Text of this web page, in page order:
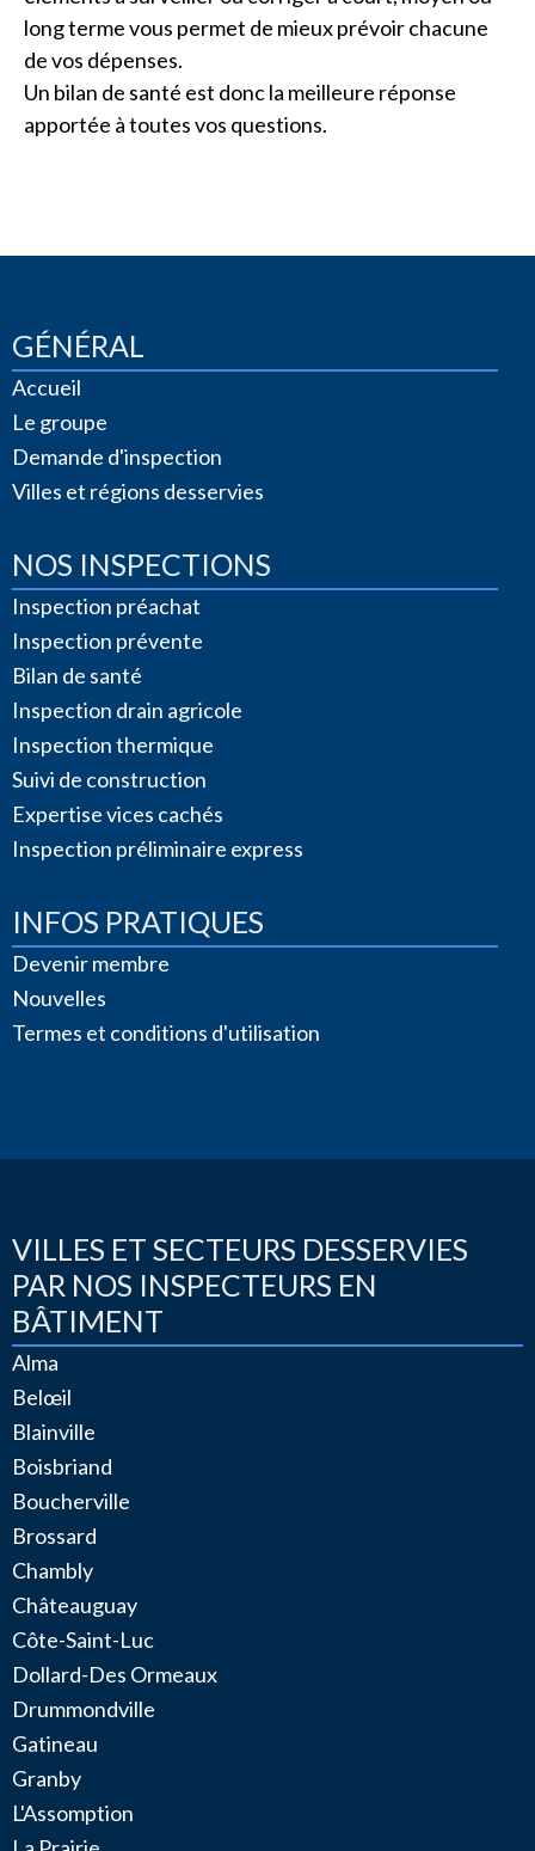
long terme vous permet de mieux prévoir chacune
de vos dépenses.
Un bilan de santé est donc la meilleure réponse
apportée à toutes vos questions.
GÉNÉRAL
Accueil
Le groupe
Demande d'inspection
Villes et régions desservies
NOS INSPECTIONS
Inspection préachat
Inspection prévente
Bilan de santé
Inspection drain agricole
Inspection thermique
Suivi de construction
Expertise vices cachés
Inspection préliminaire express
INFOS PRATIQUES
Devenir membre
Nouvelles
Termes et conditions d'utilisation
VILLES ET SECTEURS DESSERVIES
PAR NOS INSPECTEURS EN
BÂTIMENT
Alma
Belœil
Blainville
Boisbriand
Boucherville
Brossard
Chambly
Châteauguay
Côte-Saint-Luc
Dollard-Des Ormeaux
Drummondville
Gatineau
Granby
L'Assomption